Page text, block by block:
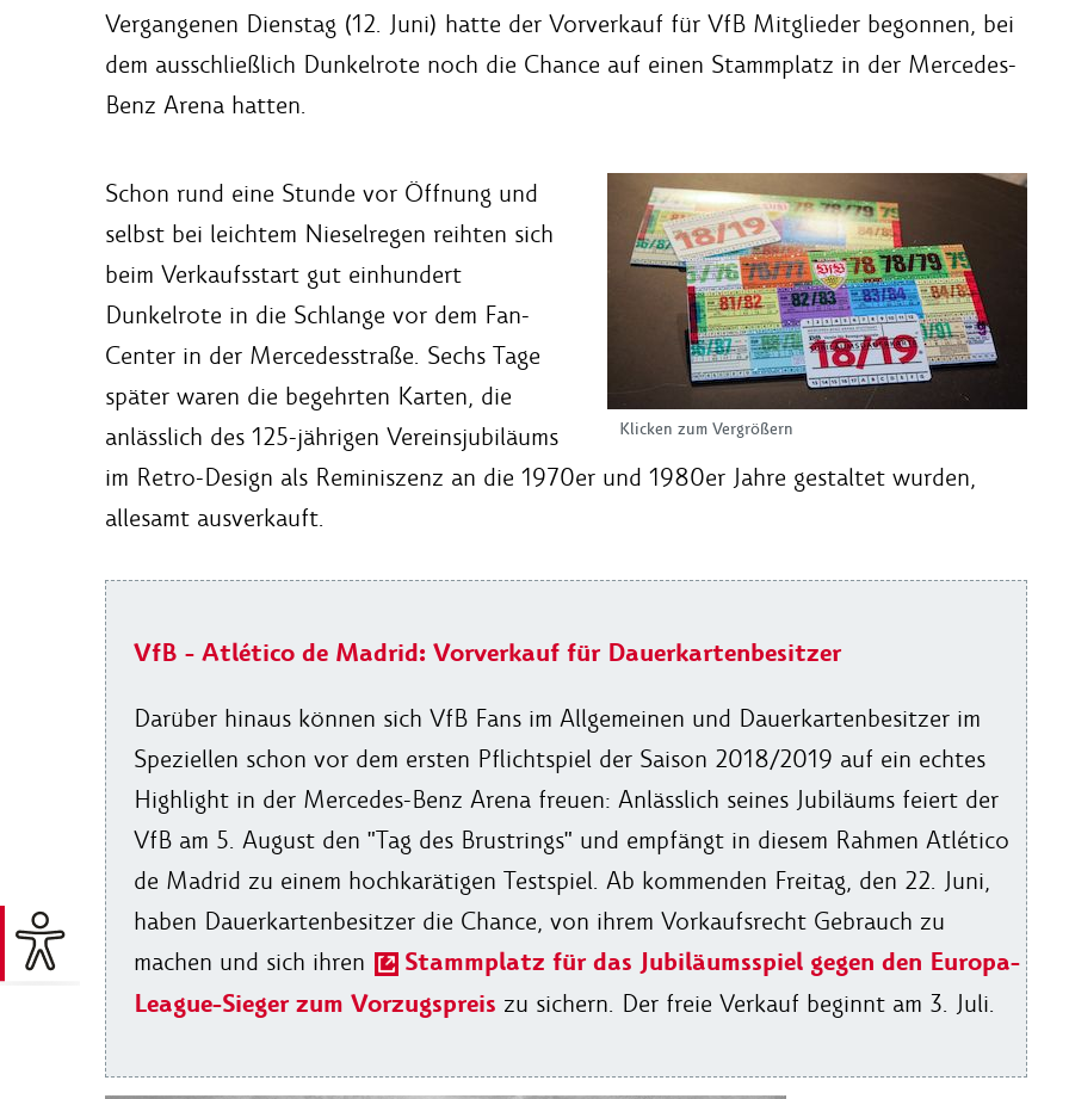
Vergangenen Dienstag (12. Juni) hatte der Vorverkauf für VfB Mitglieder begonnen, bei
dem ausschließlich Dunkelrote noch die Chance auf einen Stammplatz in der Mercedes-
Benz Arena hatten.
Klicken zum Vergrößern
Schon rund eine Stunde vor Öffnung und
selbst bei leichtem Nieselregen reihten sich
beim Verkaufsstart gut einhundert
Dunkelrote in die Schlange vor dem Fan-
Center in der Mercedesstraße. Sechs Tage
später waren die begehrten Karten, die
anlässlich des 125-jährigen Vereinsjubiläums
im Retro-Design als Reminiszenz an die 1970er und 1980er Jahre gestaltet wurden,
allesamt ausverkauft.
VfB - Atlético de Madrid: Vorverkauf für Dauerkartenbesitzer
Darüber hinaus können sich VfB Fans im Allgemeinen und Dauerkartenbesitzer im
Speziellen schon vor dem ersten Pflichtspiel der Saison 2018/2019 auf ein echtes
Highlight in der Mercedes-Benz Arena freuen: Anlässlich seines Jubiläums feiert der
VfB am 5. August den "Tag des Brustrings" und empfängt in diesem Rahmen Atlético
de Madrid zu einem hochkarätigen Testspiel. Ab kommenden Freitag, den 22. Juni,
haben Dauerkartenbesitzer die Chance, von ihrem Vorkaufsrecht Gebrauch zu
machen und sich ihren
Stammplatz für das Jubiläumsspiel gegen den Europa-
League-Sieger zum Vorzugspreis zu sichern. Der freie Verkauf beginnt am 3. Juli.